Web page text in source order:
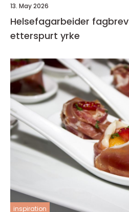
13. May 2026
Helsefagarbeider fagbrev veien til et trygt og
etterspurt yrke
inspiration